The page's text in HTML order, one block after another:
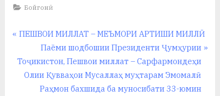
Бойгонӣ
Навигация
по
записям
P
e
ПЕШВОИ МИЛЛАТ – МЕЪМОРИ АРТИШИ МИЛЛӢ
N
e
x
t
Паёми шодбошии Президенти Ҷумҳурии
Тоҷикистон, Пешвои миллат – Сарфармондеҳи
Олии Қувваҳои Мусаллаҳ муҳтарам Эмомалӣ
Раҳмон бахшида ба муносибати 33-юмин